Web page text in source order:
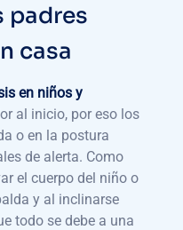
padres
casa
en niños y
al inicio, por eso los
o en la postura
de alerta. Como
el cuerpo del niño o
y al inclinarse
todo se debe a una